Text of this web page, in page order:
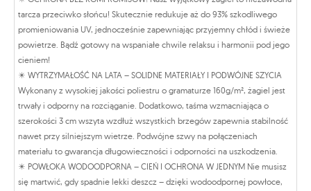
tarcza przeciwko słońcu! Skutecznie redukuje aż do 93% szkodliwego
promieniowania UV, jednocześnie zapewniając przyjemny chłód i świeże
powietrze. Bądź gotowy na wspaniałe chwile relaksu i harmonii pod jego
cieniem!
✴️ WYTRZYMAŁOŚĆ NA LATA – SOLIDNE MATERIAŁY I PODWÓJNE SZYCIA
Wykonany z wysokiej jakości poliestru o gramaturze 160g/m², żagiel jest
trwały i odporny na rozciąganie. Dodatkowo, taśma wzmacniająca o
szerokości 3 cm wszyta wzdłuż wszystkich brzegów zapewnia stabilność
nawet przy silniejszym wietrze. Podwójne szwy na połączeniach
materiału to gwarancja długowieczności i odporności na uszkodzenia.
✴️ POWŁOKA WODOODPORNA – CIEŃ I OCHRONA W JEDNYM Nie musisz
się martwić, gdy spadnie lekki deszcz – dzięki wodoodpornej powłoce,